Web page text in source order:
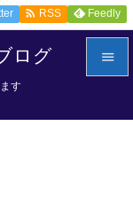
ログ
す

 RSS Feedly